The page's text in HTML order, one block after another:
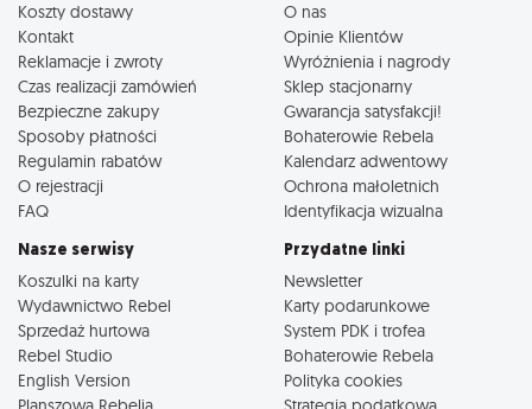
Koszty dostawy
Kontakt
Reklamacje i zwroty
Czas realizacji zamówień
Bezpieczne zakupy
Sposoby płatności
Regulamin rabatów
O rejestracji
FAQ
O nas
Opinie Klientów
Wyróżnienia i nagrody
Sklep stacjonarny
Gwarancja satysfakcji!
Bohaterowie Rebela
Kalendarz adwentowy
Ochrona małoletnich
Identyfikacja wizualna
Nasze serwisy
Koszulki na karty
Wydawnictwo Rebel
Sprzedaż hurtowa
Rebel Studio
English Version
Przydatne linki
Newsletter
Karty podarunkowe
System PDK i trofea
Bohaterowie Rebela
Polityka cookies